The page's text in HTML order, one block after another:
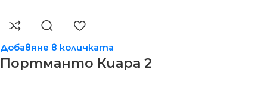
Добавяне в количката
Портманто Киара 2